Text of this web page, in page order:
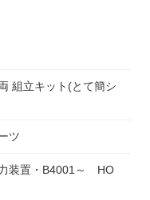
組立キット(とて簡シ
ツ
装置・B4001～ HO